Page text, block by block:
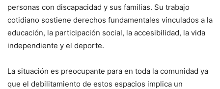
personas con discapacidad y sus familias. Su trabajo
cotidiano sostiene derechos fundamentales vinculados a la
educación, la participación social, la accesibilidad, la vida
independiente y el deporte.
La situación es preocupante para en toda la comunidad ya
que el debilitamiento de estos espacios implica un